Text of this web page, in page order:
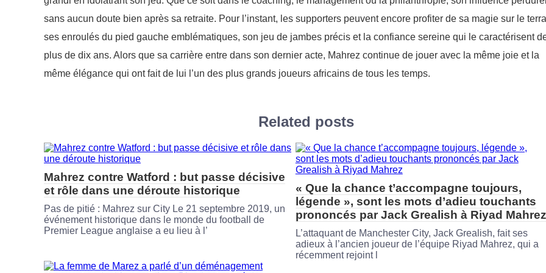
sans aucun doute bien après sa retraite. Pour l’instant, les supporters peuvent encore profiter de sa magie sur le
ses enroulés du pied gauche emblématiques, son jeu de jambes précis et la confiance sereine qui le caractérisent
plus de dix ans. Alors que sa carrière entre dans son dernier acte, Mahrez continue de jouer avec la même joie et la
même élégance qui ont fait de lui l’un des plus grands joueurs africains de tous les temps.
Related posts
Mahrez contre Watford : but passe décisive
et rôle dans une déroute historique
Pas de pitié : Mahrez sur City Le 21 septembre 2019, un
événement historique dans le monde du football de
Premier League anglaise a eu lieu à l’
« Que la chance t’accompagne toujours,
légende », sont les mots d’adieu touchants
prononcés par Jack Grealish à Riyad Mahrez
L’attaquant de Manchester City, Jack Grealish, fait ses
adieux à l’ancien joueur de l’équipe Riyad Mahrez, qui a
récemment rejoint l